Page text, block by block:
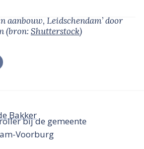
aanbouw, Leidschendam’door
(bron: Shutterstock)
Bakker
bij de gemeente
Voorburg